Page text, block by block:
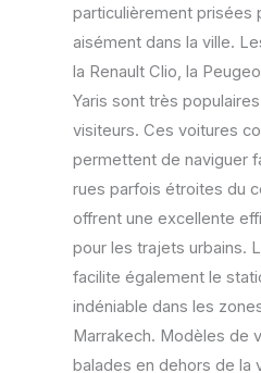
particulièrement prisées
aisément dans la ville.
la Renault Clio, la
Yaris sont très
visiteurs. Ces voitures
permettent de naviguer
rues parfois étroites du
offrent une excellente
pour les trajets urbains.
facilite également le
indéniable dans les
Marrakech. Modèles de
balades en dehors de la